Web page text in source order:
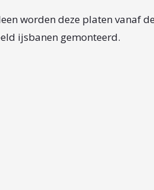
worden deze platen vanaf
ijsbanen gemonteerd.